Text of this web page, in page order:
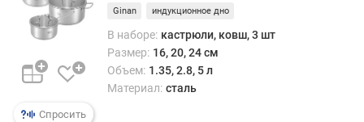
б
ъ
е
м
(
)Спросить
Ginan индукционное дно
В наборе: кастрюли, ковш, 3 шт
Размер: 16, 20, 24 см
Объем: 1.35, 2.8, 5 л
Материал: сталь